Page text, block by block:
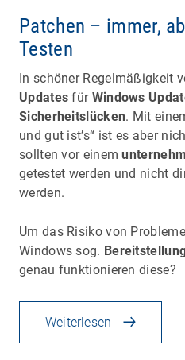
Patchen – immer,
Testen
In schöner Regelmäßigkeit
Updates für Windows
Sicherheitslücken. Mit
und gut ist’s“ ist es aber
sollten vor einem
getestet werden und nicht
werden.
Um das Risiko von
Windows sog.
genau funktionieren diese?
Weiterlesen